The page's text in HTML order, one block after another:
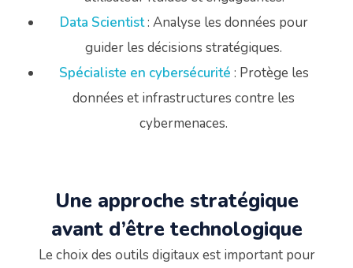
Data Scientist: Analyse les données pour
guider les décisions stratégiques.
Spécialiste en cybersécurité : Protège les
données et infrastructures contre les
cybermenaces.
Une approche stratégique
avant d’être technologique
Le choix des outils digitaux est important pour